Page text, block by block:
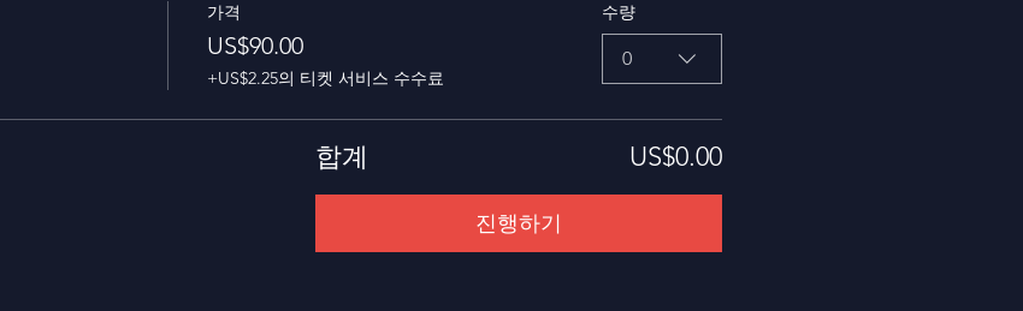
가격
US$90.00
+US$2.25의 티켓 서비스 수수료
수량
0
합계 US$0.00
진행하기